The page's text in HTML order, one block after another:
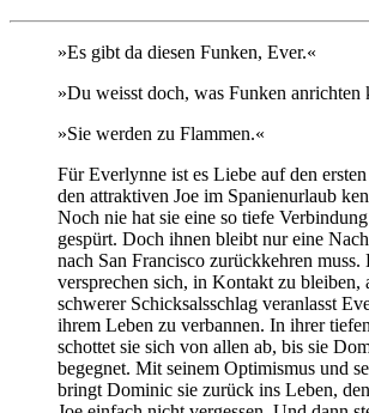
»Es gibt da diesen Funken, Ever.«
»Du weisst doch, was Funken anrichten
»Sie werden zu Flammen.«
Für Everlynne ist es Liebe auf den
den attraktiven Joe im Spanienurlaub
Noch nie hat sie eine so tiefe
gespürt. Doch ihnen bleibt nur eine
nach San Francisco zurückkehren muss.
versprechen sich, in Kontakt zu bleiben,
schwerer Schicksalsschlag veranlasst
ihrem Leben zu verbannen. In ihrer
schottet sie sich von allen ab, bis sie
begegnet. Mit seinem Optimismus und
bringt Dominic sie zurück ins Leben,